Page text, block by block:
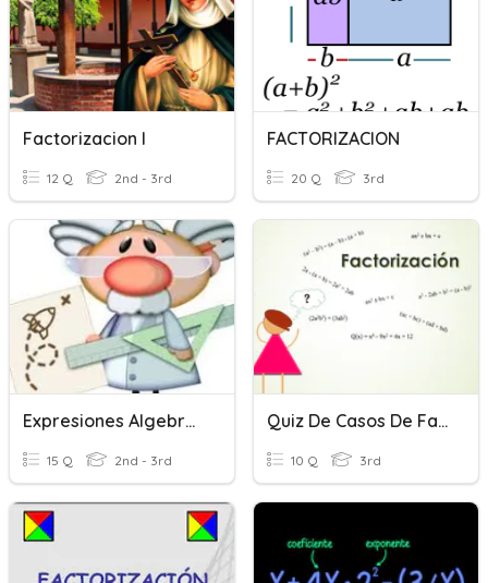
Factorizacion I
12 Q 2nd - 3rd
FACTORIZACION
20 Q 3rd
Expresiones Algebraicas
15 Q 2nd - 3rd
Quiz De Casos De Factorización
10 Q 3rd